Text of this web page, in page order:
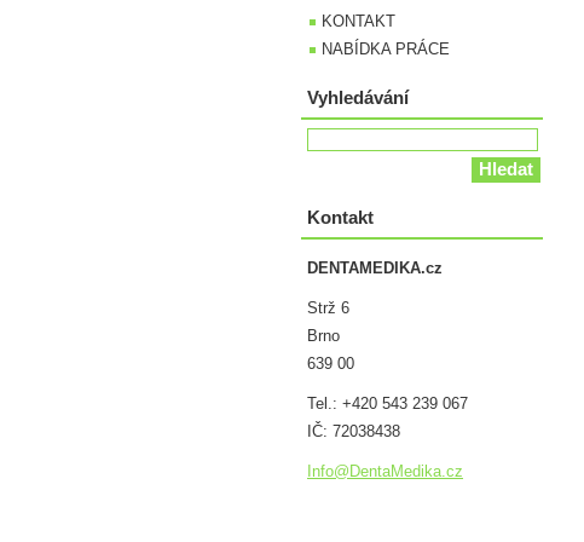
KONTAKT
NABÍDKA PRÁCE
Vyhledávání
Kontakt
DENTAMEDIKA.cz
Strž 6
Brno
639 00
Tel.: +420 543 239 067
IČ: 72038438
Info@DentaMedika.cz